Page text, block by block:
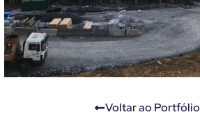
Voltar ao Portfólio